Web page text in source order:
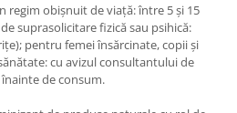
regim obișnuit de viață: între 5 și 15
suprasolicitare fizică sau psihică:
pentru femei însărcinate, copii și
cu avizul consultantului de
de consum.